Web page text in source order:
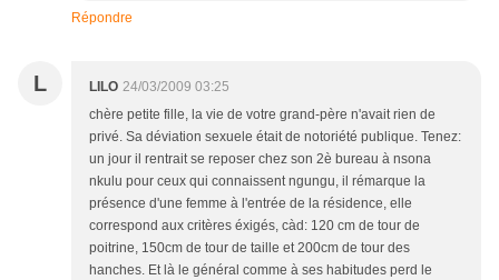
Répondre
L LILO 24/03/2009 03:25
chère petite fille, la vie de votre grand-père n'avait rien de
privé. Sa déviation sexuele était de notoriété publique. Tenez:
un jour il rentrait se reposer chez son 2è bureau à nsona
nkulu pour ceux qui connaissent ngungu, il rémarque la
présence d'une femme à l'entrée de la résidence, elle
correspond aux critères éxigés, càd: 120 cm de tour de
poitrine, 150cm de tour de taille et 200cm de tour des
hanches. Et là le général comme à ses habitudes perd le